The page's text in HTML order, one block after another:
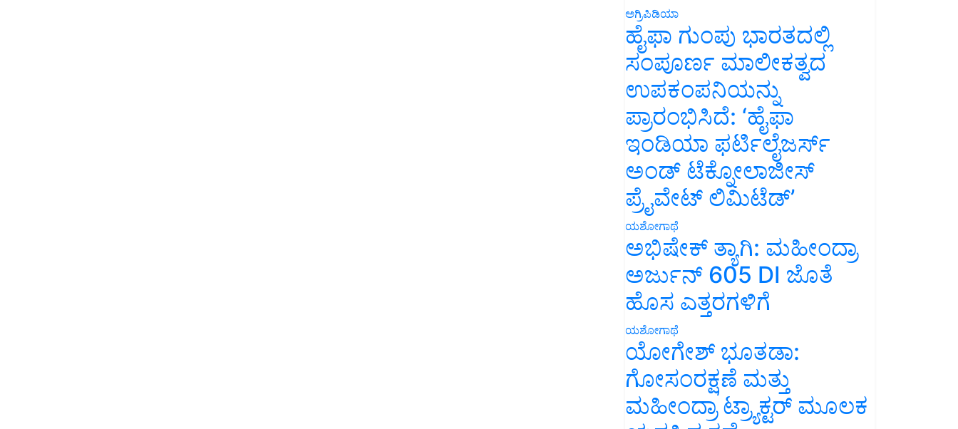
ಅಗ್ರಿಪಿಡಿಯಾ
ಹೈಫಾ ಗುಂಪು ಭಾರತದಲ್ಲಿ
ಸಂಪೂರ್ಣ ಮಾಲೀಕತ್ವದ
ಉಪಕಂಪನಿಯನ್ನು
ಪ್ರಾರಂಭಿಸಿದೆ: ‘ಹೈಫಾ
ಇಂಡಿಯಾ ಫರ್ಟಿಲೈಜರ್ಸ್
ಅಂಡ್ ಟೆಕ್ನೋಲಾಜೀಸ್
ಪ್ರೈವೇಟ್ ಲಿಮಿಟೆಡ್’
ಯಶೋಗಾಥೆ
ಅಭಿಷೇಕ್ ತ್ಯಾಗಿ: ಮಹೀಂದ್ರಾ
ಅರ್ಜುನ್ 605 DI ಜೊತೆ
ಹೊಸ ಎತ್ತರಗಳಿಗೆ
ಯಶೋಗಾಥೆ
ಯೋಗೇಶ್ ಭೂತಡಾ:
ಗೋಸಂರಕ್ಷಣೆ ಮತ್ತು
ಮಹೀಂದ್ರಾ ಟ್ರ್ಯಾಕ್ಟರ್ ಮೂಲಕ